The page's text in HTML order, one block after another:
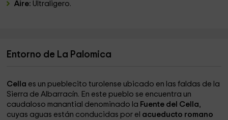
Aire: Ultraligero.
Entorno de La Palomica
Cella es un pueblecito turolense ubicado en las faldas de la
Sierra de Albarracín. En este pueblo se encuentra un
caudaloso manantial denominado la Fuente del Cella,
cuyas aguas están conducidas por el acueducto romano